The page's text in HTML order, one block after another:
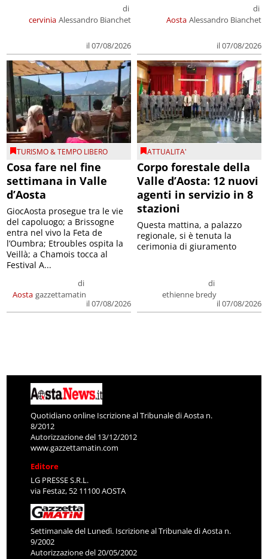
cervinia
di
Alessandro Bianchet
il 07/08/2026
Aosta
di
Alessandro Bianchet
il 07/08/2026
TURISMO & TEMPO LIBERO
Cosa fare nel fine
settimana in Valle
d’Aosta
Aosta
di
gazzettamatin
il 07/08/2026
GiocAosta prosegue tra le vie
del capoluogo; a Brissogne
entra nel vivo la Feta de
l’Oumbra; Etroubles ospita la
Veillà; a Chamois tocca al
Festival A...
ATTUALITA'
Corpo forestale della
Valle d’Aosta: 12 nuovi
agenti in servizio in 8
stazioni
di
ethienne bredy
il 07/08/2026
Questa mattina, a palazzo
regionale, si è tenuta la
cerimonia di giuramento
Quotidiano online Iscrizione al Tribunale di Aosta n.
8/2012
Autorizzazione del 13/12/2012
www.gazzettamatin.com
Editore
LG PRESSE S.R.L.
via Festaz, 52 11100 AOSTA
Settimanale del Lunedì. Iscrizione al Tribunale di Aosta n.
9/2002
Autorizzazione del 20/05/2002